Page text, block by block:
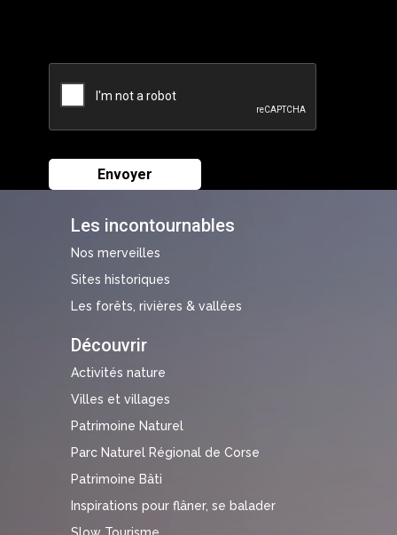
Les incontournables
Nos merveilles
Sites historiques
Les forêts, rivières & vallées
Découvrir
Activités nature
Villes et villages
Patrimoine Naturel
Parc Naturel Régional de Corse
Patrimoine Bâti
Inspirations pour flâner, se balader